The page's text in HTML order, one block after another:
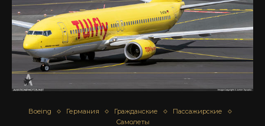
Boeing Германия Гражданские
Пассажирские
Самолеты